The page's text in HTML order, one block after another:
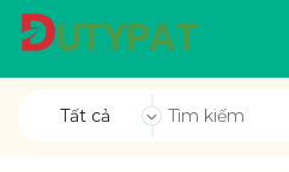
Tất cả